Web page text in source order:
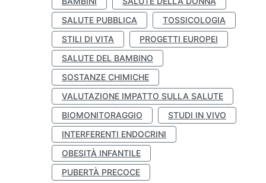
SALUTE PUBBLICA
TOSSICOLOGIA
STILI DI VITA
PROGETTI EUROPEI
SALUTE DEL BAMBINO
SOSTANZE CHIMICHE
VALUTAZIONE IMPATTO SULLA SALUTE
BIOMONITORAGGIO
STUDI IN VIVO
INTERFERENTI ENDOCRINI
OBESITÀ INFANTILE
PUBERTÀ PRECOCE